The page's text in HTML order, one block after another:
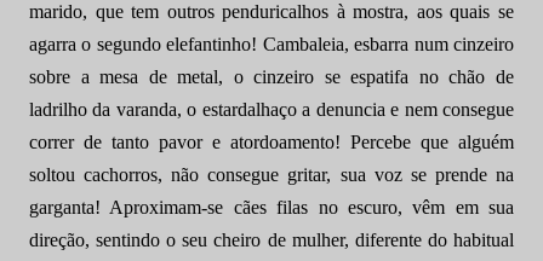
marido, que tem outros penduricalhos à mostra, aos quais se
agarra o segundo elefantinho! Cambaleia, esbarra num cinzeiro
sobre a mesa de metal, o cinzeiro se espatifa no chão de
ladrilho da varanda, o estardalhaço a denuncia e nem consegue
correr de tanto pavor e atordoamento! Percebe que alguém
soltou cachorros, não consegue gritar, sua voz se prende na
garganta! Aproximam-se cães filas no escuro, vêm em sua
direção, sentindo o seu cheiro de mulher, diferente do habitual